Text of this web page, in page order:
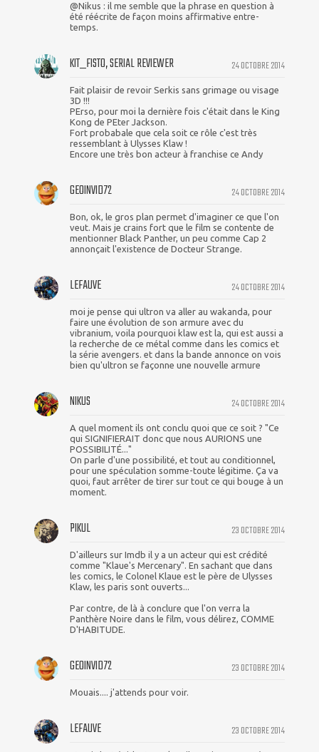
@Nikus : il me semble que la phrase en question à
été réécrite de façon moins affirmative entre-
temps.
24 OCTOBRE 2014
KIT_FISTO, SERIAL REVIEWER
Fait plaisir de revoir Serkis sans grimage ou visage
3D !!!
PErso, pour moi la dernière fois c'était dans le King
Kong de PEter Jackson.
Fort probabale que cela soit ce rôle c'est très
ressemblant à Ulysses Klaw !
Encore une très bon acteur à franchise ce Andy
24 OCTOBRE 2014
GEOINVID72
Bon, ok, le gros plan permet d'imaginer ce que l'on
veut. Mais je crains fort que le film se contente de
mentionner Black Panther, un peu comme Cap 2
annonçait l'existence de Docteur Strange.
24 OCTOBRE 2014
LEFAUVE
moi je pense qui ultron va aller au wakanda, pour
faire une évolution de son armure avec du
vibranium, voila pourquoi klaw est la, qui est aussi a
la recherche de ce métal comme dans les comics et
la série avengers. et dans la bande annonce on vois
bien qu'ultron se façonne une nouvelle armure
24 OCTOBRE 2014
NIKUS
A quel moment ils ont conclu quoi que ce soit ? "Ce
qui SIGNIFIERAIT donc que nous AURIONS une
POSSIBILITÉ..."
On parle d'une possibilité, et tout au conditionnel,
pour une spéculation somme-toute légitime. Ça va
quoi, faut arrêter de tirer sur tout ce qui bouge à un
moment.
23 OCTOBRE 2014
PIKUL
D'ailleurs sur Imdb il y a un acteur qui est crédité
comme "Klaue's Mercenary". En sachant que dans
les comics, le Colonel Klaue est le père de Ulysses
Klaw, les paris sont ouverts...
Par contre, de là à conclure que l'on verra la
Panthère Noire dans le film, vous délirez, COMME
D'HABITUDE.
23 OCTOBRE 2014
GEOINVID72
Mouais.... j'attends pour voir.
23 OCTOBRE 2014
LEFAUVE